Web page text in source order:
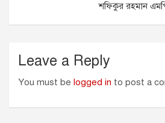
শফিকুর রহমান
Leave a Reply
You must be logged in to post a